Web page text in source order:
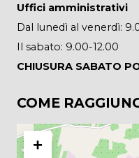
Uffici amministrativi
Dal lunedì al venerdì:
Il sabato: 9.00-12.00
CHIUSURA SABATO
COME
+